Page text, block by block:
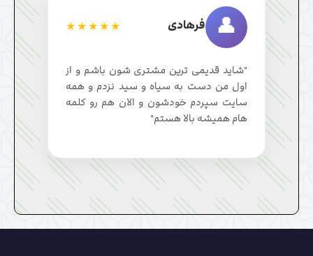
👤 فرهادی ★★★★★
"شاید قدیمی ترین مشتری شون باشم و از
اول من دست به سیاه و سید نزدم و همه
سایت سپردم خودشون و الان هم رو کلمه
هام همیشه بالا هستم"